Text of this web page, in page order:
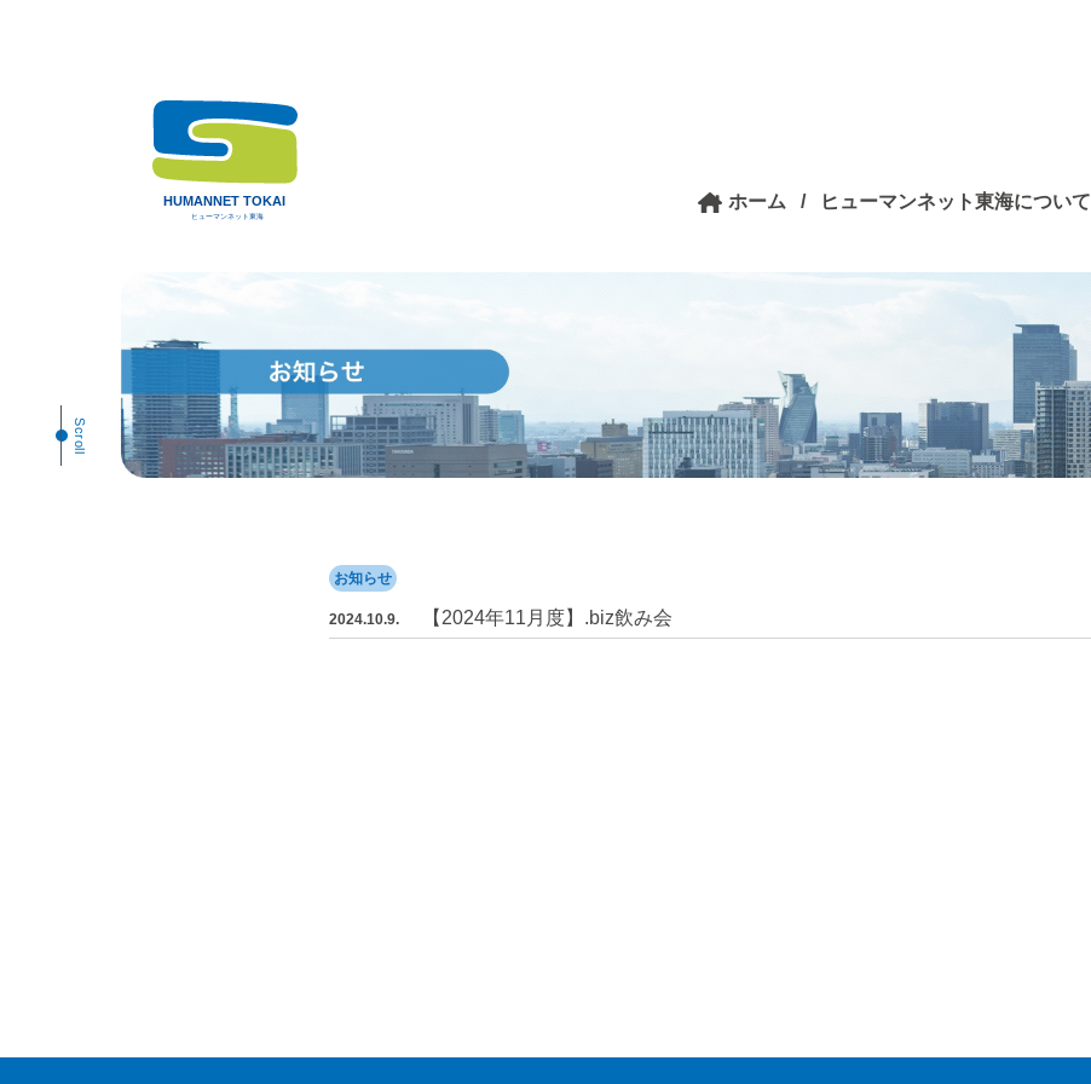
ホーム / ヒューマンネット東海について
Scroll
お知らせ
2024.10.9. 【2024年11月度】.biz飲み会